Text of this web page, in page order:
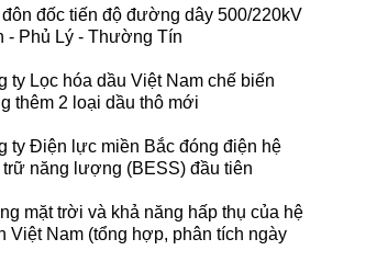
đốc tiến độ đường dây 500/220kV
- Phủ Lý - Thường Tín
ty Lọc hóa dầu Việt Nam chế biến
thêm 2 loại dầu thô mới
ty Điện lực miền Bắc đóng điện hệ
năng lượng (BESS) đầu tiên
mặt trời và khả năng hấp thụ của hệ
Việt Nam (tổng hợp, phân tích ngày